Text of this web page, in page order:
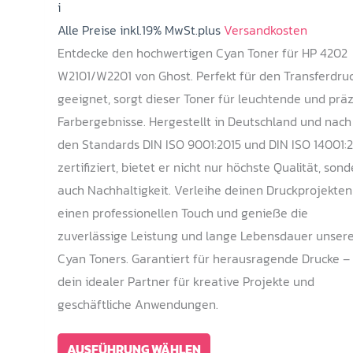
199,00 €
i
Alle Preise inkl.19% MwSt.plusVersandkosten
Entdecke den hochwertigen Cyan Toner für HP 4202
W2101/W2201 von Ghost. Perfekt für den
geeignet, sorgt dieser Toner für leuchtende und
Farbergebnisse. Hergestellt in Deutschland und nach
den Standards DIN ISO 9001:2015 und DIN ISO
zertifiziert, bietet er nicht nur höchste Qualität,
auch Nachhaltigkeit. Verleihe deinen Druckprojekten
einen professionellen Touch und genieße die
zuverlässige Leistung und lange Lebensdauer
Cyan Toners. Garantiert für herausragende Drucke –
dein idealer Partner für kreative Projekte und
geschäftliche Anwendungen.
AUSFÜHRUNG WÄHLEN